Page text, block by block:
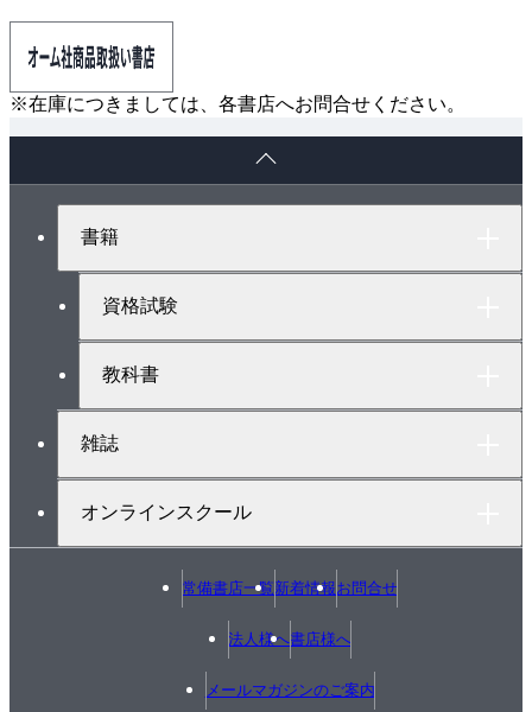
※在庫につきましては、各書店へお問合せください。
書籍
資格試験
教科書
雑誌
オンラインスクール
常備書店一覧新着情報お問合せ
法人様へ書店様へ
メールマガジンのご案内